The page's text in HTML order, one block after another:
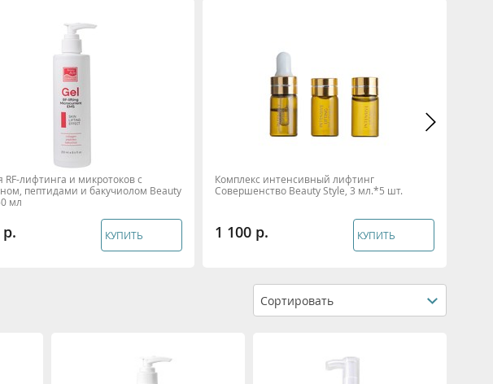
RF-лифтинга и микротоков с
пептидами и бакучиолом Beauty
мл
КУПИТЬ
Комплекс интенсивный лифтинг
Совершенство Beauty Style, 3 мл.*5 шт.
1 100 КУПИТЬ
Сортировать